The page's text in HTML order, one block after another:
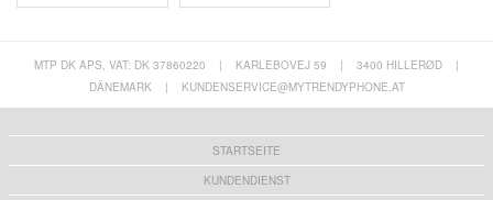
MTP DK APS, VAT: DK 37860220 | KARLEBOVEJ 59 | 3400 HILLERØD
|
DÄNEMARK
| KUNDENSERVICE@MYTRENDYPHONE.AT
STARTSEITE
KUNDENDIENST